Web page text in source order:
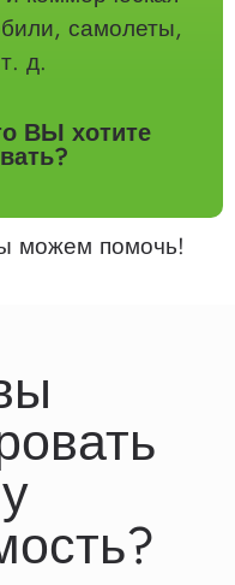
самолеты,
д.
ВЫ хотите
можем помочь!